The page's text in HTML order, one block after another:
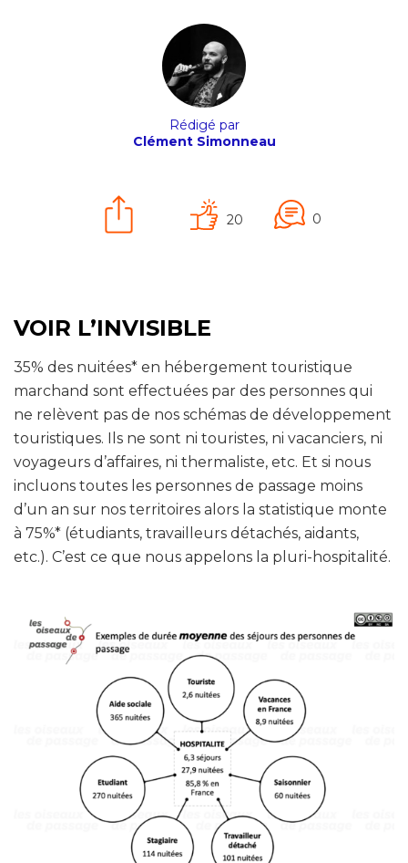
Rédigé par
Clément Simonneau
20 0
VOIR L’INVISIBLE
35% des nuitées* en hébergement touristique
marchand sont effectuées par des personnes qui
ne relèvent pas de nos schémas de développement
touristiques. Ils ne sont ni touristes, ni vacanciers, ni
voyageurs d’affaires, ni thermaliste, etc. Et si nous
incluons toutes les personnes de passage moins
d’un an sur nos territoires alors la statistique monte
à 75%* (étudiants, travailleurs détachés, aidants,
etc.). C’est ce que nous appelons la pluri-hospitalité.